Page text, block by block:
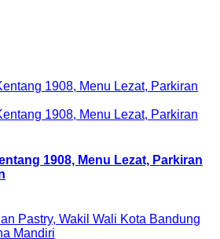
1908, Menu Lezat, Parkiran